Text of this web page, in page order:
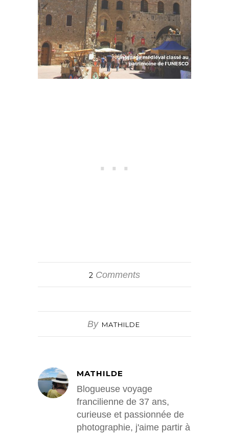
2 Comments
By MATHILDE
MATHILDE
Blogueuse voyage
francilienne de 37 ans,
curieuse et passionnée de
photographie, j'aime partir à